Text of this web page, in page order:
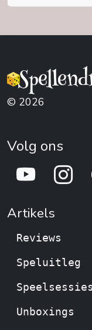
© 2026
Volg ons
Artikels
Reviews
Speluitleg
Speelsessies
Unboxings